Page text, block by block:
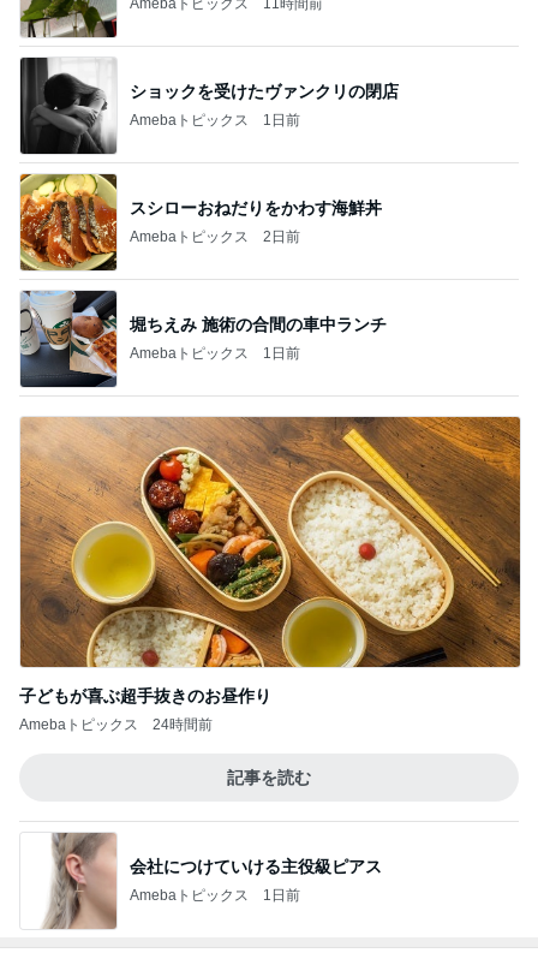
ショックを受けたヴァンクリの閉店
Amebaトピックス 1日前
スシローおねだりをかわす海鮮丼
Amebaトピックス 2日前
堀ちえみ 施術の合間の車中ランチ
Amebaトピックス 1日前
子どもが喜ぶ超手抜きのお昼作り
Amebaトピックス 24時間前
記事を読む
会社につけていける主役級ピアス
Amebaトピックス 1日前